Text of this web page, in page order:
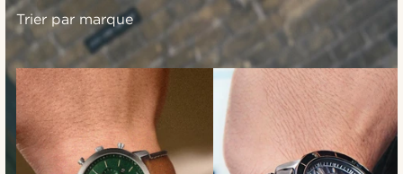
Trier par marque